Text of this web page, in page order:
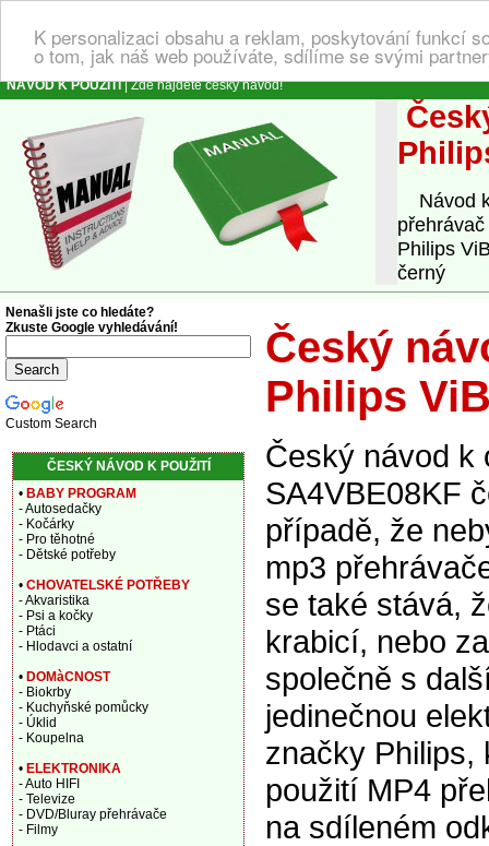
K personalizaci obsahu a reklam, poskytování funkcí
o tom, jak náš web používáte, sdílíme se svými
NÁVOD K POUŽITÍ| Zde najdete český návod!
Návod k
Philips
černý
Český
Philips
Český návod k
SA4VBE08KF
případě, že
mp3
se také stává,
krabicí, nebo
společně s
jedinečnou
značky Philips,
použití MP4
na sdíleném
Nenašli jste co hledáte?
Zkuste Google vyhledávání!
Custom Search
ČESKÝ NÁVOD K POUŽITÍ
• BABY PROGRAM
- Autosedačky
- Kočárky
- Pro těhotné
- Dětské potřeby
• CHOVATELSKÉ POTŘEBY
- Akvaristika
- Psi a kočky
- Ptáci
- Hlodavci a ostatní
• DOMàCNOST
- Biokrby
- Kuchyňské pomůcky
- Úklid
- Koupelna
• ELEKTRONIKA
- Auto HIFI
- Televize
- DVD/Bluray přehrávače
- Filmy